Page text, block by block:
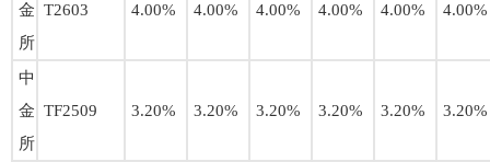
金
所
T2603 4.00% 4.00% 4.00% 4.00% 4.00% 4.00%
中
金
所
TF2509 3.20% 3.20% 3.20% 3.20% 3.20% 3.20%